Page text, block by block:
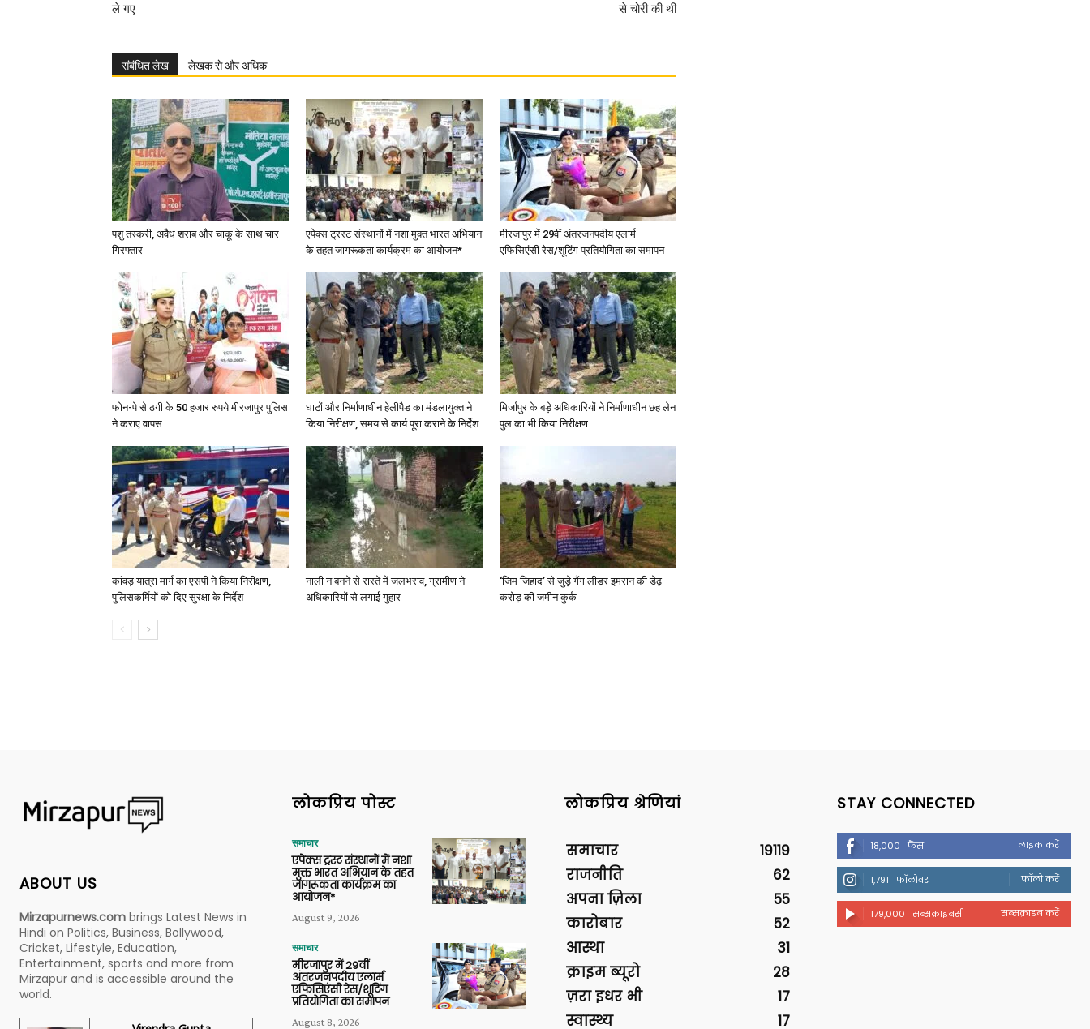
Paper
ले गए
से चोरी की थी
संबंधित लेख लेखक से और अधिक
पशु तस्करी, अवैध शराब और चाकू के साथ चार
गिरफ्तार
एपेक्स ट्रस्ट संस्थानों में नशा मुक्त भारत अभियान
के तहत जागरूकता कार्यक्रम का आयोजन*
मीरजापुर में 29वीं अंतरजनपदीय एलार्म
एफिसिएंसी रेस/शूटिंग प्रतियोगिता का समापन
फोन-पे से ठगी के 50 हजार रुपये मीरजापुर पुलिस
ने कराए वापस
घाटों और निर्माणाधीन हेलीपैड का मंडलायुक्त ने
किया निरीक्षण, समय से कार्य पूरा कराने के निर्देश
मिर्जापुर के बड़े अधिकारियों ने निर्माणाधीन छह लेन
पुल का भी किया निरीक्षण
कांवड़ यात्रा मार्ग का एसपी ने किया निरीक्षण,
पुलिसकर्मियों को दिए सुरक्षा के निर्देश
नाली न बनने से रास्ते में जलभराव, ग्रामीण ने
अधिकारियों से लगाई गुहार
‘जिम जिहाद’ से जुड़े गैंग लीडर इमरान की डेढ़
करोड़ की जमीन कुर्क
ABOUT US
Mirzapurnews.com brings Latest News in
Hindi on Politics, Business, Bollywood,
Cricket, Lifestyle, Education,
Entertainment, sports and more from
Mirzapur and is accessible around the
world.
लोकप्रिय पोस्ट
समाचार
एपेक्स ट्रस्ट संस्थानों में नशा
मुक्त भारत अभियान के तहत
जागरूकता कार्यक्रम का
आयोजन*
August 9, 2026
समाचार
मीरजापुर में 29वीं
अंतरजनपदीय एलार्म
एफिसिएंसी रेस/शूटिंग
प्रतियोगिता का समापन
August 8, 2026
लोकप्रिय श्रेणियां
समाचार
19119
राजनीति
62
अपना ज़िला
55
कारोबार
52
आस्था
31
क्राइम ब्यूरो
28
ज़रा इधर भी
17
स्वास्थ्य
17
STAY CONNECTED
18,000 फैंस लाइक करें
1,791 फॉलोवर फॉलो करें
179,000 सब्सक्राइबर्स सब्सक्राइब करें